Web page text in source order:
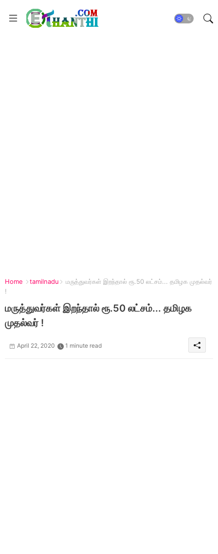
Home tamilnadu
மருத்துவர்கள் இறந்தால் ரூ.50 லட்சம்... தமிழக முதல்வர்
!
மருத்துவர்கள் இறந்தால் ரூ.50 லட்சம்... தமிழக
முதல்வர் !
April 22, 2020 1 minute read